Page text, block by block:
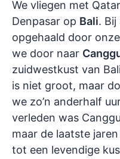
We vliegen met
Denpasar op Bali.
opgehaald door
we door naar
zuidwestkust van
is niet groot, maar
we zo’n anderhalf
verleden was
maar de laatste
tot een levendige